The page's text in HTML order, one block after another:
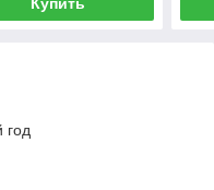
Купить
год